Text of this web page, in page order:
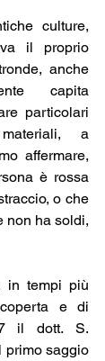
culture,
il proprio
anche
capita
particolari
a
affermare,
è rossa
o che
non ha soldi,
in tempi più
e di
il dott. S.
primo saggio